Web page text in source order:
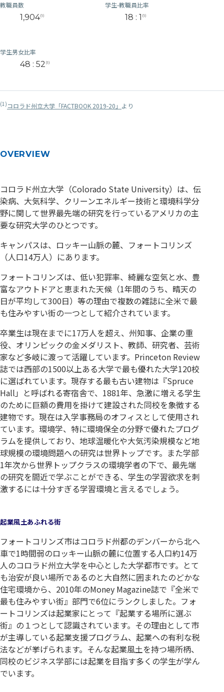
教職員数
1,904(1)
学生-教職員比率
18 : 1 (1)
学生男女比率
48 : 52 (1)
(1)コロラド州立大学「FACTBOOK 2019-20」 より
OVERVIEW
コロラド州立大学（Colorado State University）は、伝
染病、大気科学、クリーンエネルギー技術と環境科学分
野に関して世界最先端の研究を行っているアメリカの主
要な研究大学のひとつです。
キャンパスは、ロッキー山脈の麓、フォートコリンズ
（人口14万人）にあります。
フォートコリンズは、低い犯罪率、綺麗な空気と水、豊
富なアウトドアと恵まれた天候（1年間のうち、晴天の
日が平均して300日）等の理由で複数の雑誌に全米で最
も住みやすい街の一つとして紹介されています。
卒業生は現在までに17万人を超え、州知事、企業の重
役、オリンピックの金メダリスト、教師、研究者、芸術
家など多岐に渡って活躍しています。Princeton Review
誌では西部の1500以上ある大学で最も優れた大学120校
に選ばれています。現存する最も古い建物は『Spruce
Hall」と呼ばれる寄宿舎で、1881年、急激に増える学生
のために巨額の費用を掛けて建設された同校を象徴する
建物です。現在は入学事務局のオフィスとして使用され
ています。環境学、特に環境保全の分野で優れたプログ
ラムを提供しており、地球温暖化や大気汚染規模など地
球規模の環境問題への研究は世界トップです。また学部
1年次から世界トップクラスの環境学者の下で、最先端
の研究を間近で学ぶことができる、学生の学習欲求を刺
激するには十分すぎる学習環境と言えるでしょう。
起業風土あふれる街
フォートコリンズ市はコロラド州都のデンバーから北へ
車で1時間弱のロッキー山脈の麓に位置する人口約14万
人のコロラド州立大学を中心とした大学都市です。とて
も治安が良い場所であるのと大自然に囲まれたのどかな
住宅環境から、2010年のMoney Magazine誌で『全米で
最も住みやすい街』部門で6位にランクしました。フォ
ートコリンズは起業家にとって『起業する場所に選ぶ
街』の１つとして認識されています。その理由として市
が主導している起業支援プログラム、起業への有利な税
法などが挙げられます。そんな起業風土を持つ場所柄、
同校のビジネス学部には起業を目指す多くの学生が学ん
でいます。